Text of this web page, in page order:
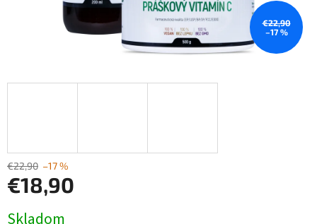
€22,90
–17 %
€22,90 –17 %
€18,90
Skladom